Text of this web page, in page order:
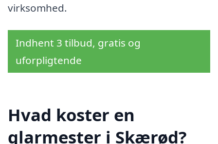
virksomhed.
Indhent 3 tilbud, gratis og
uforpligtende
Hvad koster en
glarmester i Skærød?